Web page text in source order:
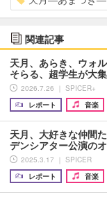
関連記事
天月、あらき、ウォ
そらる、超学生が大
2026.7.26 ｜ SPICER+
レポート
音楽
天月、大好きな仲間
デンシアター公演の
2025.3.17 ｜ SPICER
レポート
音楽